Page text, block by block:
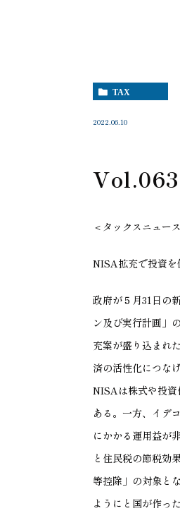
TAX
2022.06.10
＜タックスニュー
NISA拡充で投資
政府が５月31日の
ン及び実行計画」
充案が盛り込まれ
済の活性化につな
NISAは株式や投
ある。一方、イデ
にかかる運用益が
と住民税の節税効
等控除」の対象と
ようにと国が作っ